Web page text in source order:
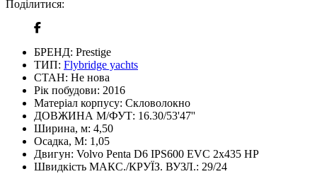
Поділитися:
БРЕНД: Prestige
ТИП: Flybridge yachts
СТАН: Не нова
Рік побудови: 2016
Матеріал корпусу: Скловолокно
ДОВЖИНА М/ФУТ: 16.30/53'47''
Ширина, м: 4,50
Осадка, М: 1,05
Двигун: Volvo Penta D6 IPS600 EVC 2x435 HP
Швидкість МАКС./КРУЇЗ. ВУЗЛ.: 29/24